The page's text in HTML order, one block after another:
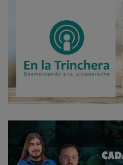
No dar mi información
Opciones de cookies
Rechazar cookies